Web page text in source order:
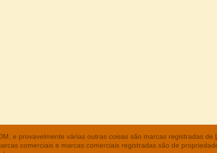
e provavelmente várias outras coisas são marcas registradas de
comerciais e marcas comerciais registradas são de